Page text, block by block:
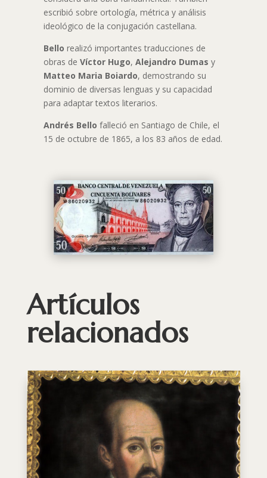
escribió sobre ortología, métrica y análisis
ideológico de la conjugación castellana.
Bello realizó importantes traducciones de
obras de Víctor Hugo, Alejandro Dumas y
Matteo Maria Boiardo, demostrando su
dominio de diversas lenguas y su capacidad
para adaptar textos literarios.
Andrés Bello falleció en Santiago de Chile, el
15 de octubre de 1865, a los 83 años de edad.
Artículos
relacionados